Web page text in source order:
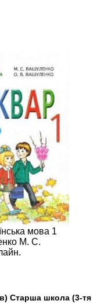
мова 1
М. С.
Старша школа (3-тя